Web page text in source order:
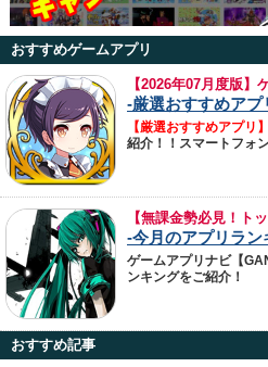
おすすめゲームアプリ
【2026年07月度版】
-厳選おすすめアプ
【厳選おすすめアプリ】
紹介！！スマートフォ
【無課金勢必見！トッ
-今月のアプリラン
ゲームアプリナビ【
ンキングをご紹介！
おすすめ記事